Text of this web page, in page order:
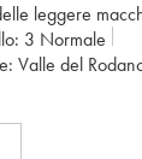
leggere
3 Normale
Valle del